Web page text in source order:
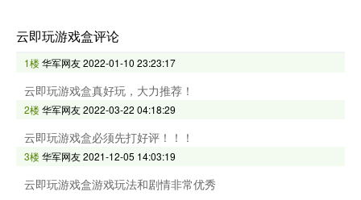
云即玩游戏盒评论
1楼华军网友2022-01-10 23:23:17
云即玩游戏盒真好玩，大力推荐！
2楼华军网友2022-03-22 04:18:29
云即玩游戏盒必须先打好评！！！
3楼华军网友2021-12-05 14:03:19
云即玩游戏盒游戏玩法和剧情非常优秀